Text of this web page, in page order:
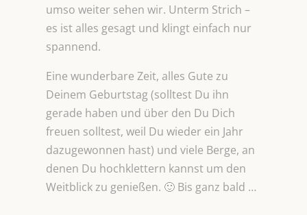
umso weiter sehen wir. Unterm Strich –
es ist alles gesagt und klingt einfach nur
spannend.
Eine wunderbare Zeit, alles Gute zu
Deinem Geburtstag (solltest Du ihn
gerade haben und über den Du Dich
freuen solltest, weil Du wieder ein Jahr
dazugewonnen hast) und viele Berge, an
denen Du hochklettern kannst um den
Weitblick zu genießen. 🙂 Bis ganz bald …